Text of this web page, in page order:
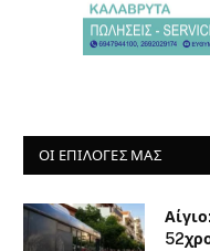
ΟΙ ΕΠΙΛΟΓΈΣ ΜΑΣ